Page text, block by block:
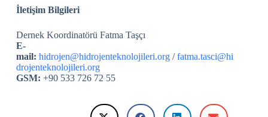
İletişim Bilgileri
Dernek Koordinatörü Fatma Taşçı
E-
mail: hidrojen@hidrojenteknolojileri.org/fatma.tasci@hi
drojenteknolojileri.org
GSM: +90 533 726 72 55